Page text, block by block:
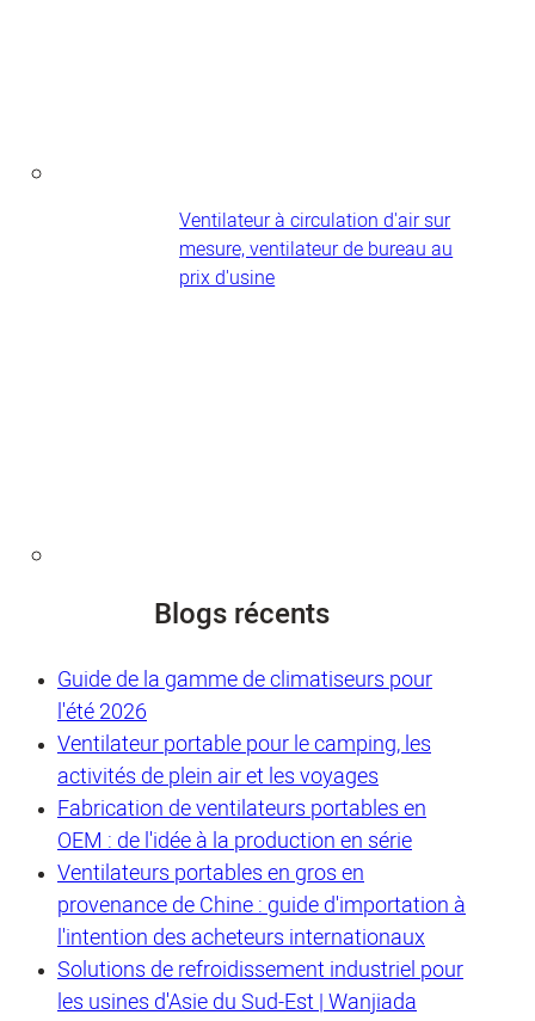
Ventilateur à circulation d'air sur
mesure, ventilateur de bureau au
prix d'usine
Blogs récents
Guide de la gamme de climatiseurs pour
l'été 2026
Ventilateur portable pour le camping, les
activités de plein air et les voyages
Fabrication de ventilateurs portables en
OEM : de l'idée à la production en série
Ventilateurs portables en gros en
provenance de Chine : guide d'importation à
l'intention des acheteurs internationaux
Solutions de refroidissement industriel pour
les usines d'Asie du Sud-Est | Wanjiada